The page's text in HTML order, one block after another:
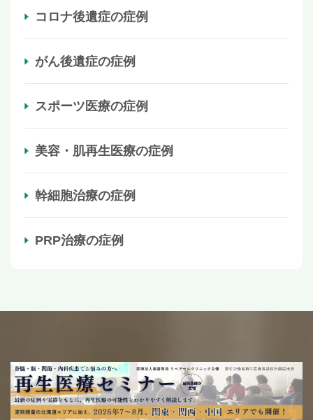
コロナ後遺症の症例
がん後遺症の症例
スポーツ医療の症例
美容・肌再生医療の症例
幹細胞治療の症例
PRP治療の症例